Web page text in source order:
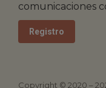
comunicaciones
Copyright © 2020 –